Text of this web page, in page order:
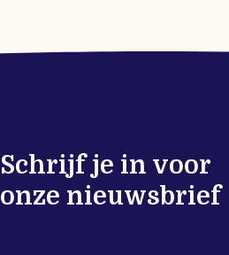
Schrijf je in voor
onze nieuwsbrief